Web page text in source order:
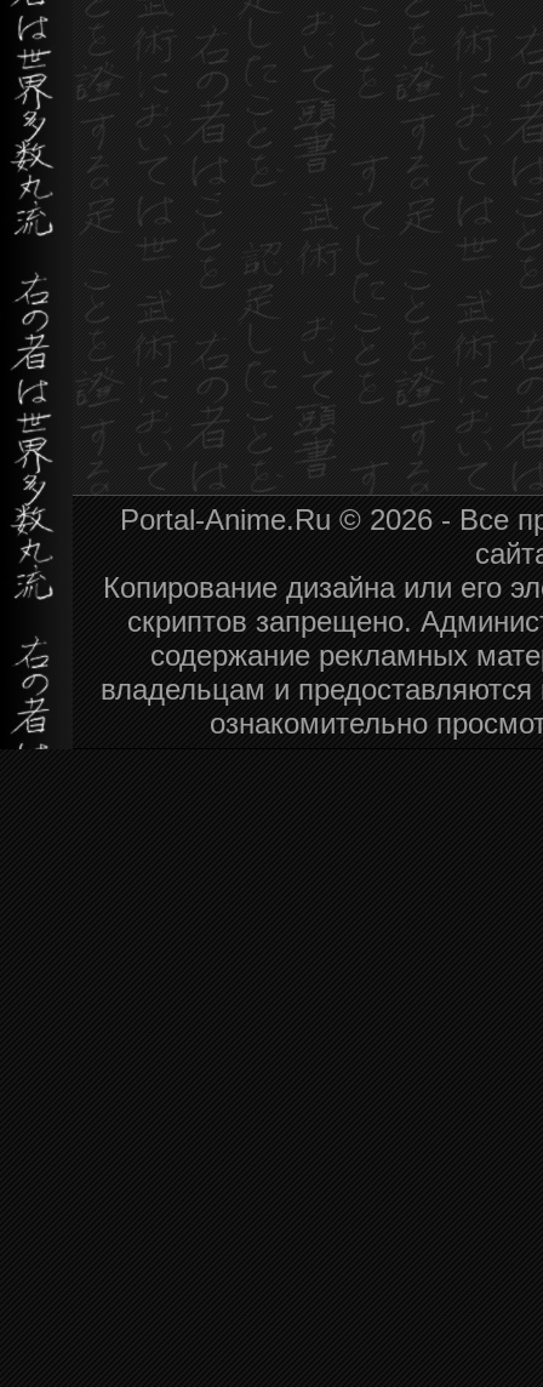
Portal-Anime.Ru © 2026 - Все
Копирование дизайна или его
скриптов запрещено.
содержание рекламных
владельцам и
ознакомительно